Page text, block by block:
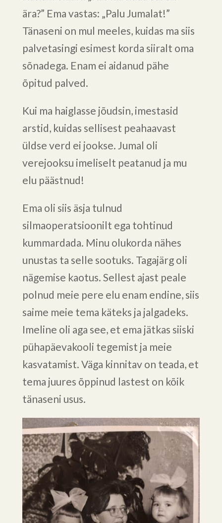
ära?” Ema vastas: „Palu Jumalat!”
Tänaseni on mul meeles, kuidas ma siis
palvetasingi esimest korda siiralt oma
sõnadega. Enam ei aidanud pähe
õpitud palved.
Kui ma haiglasse jõudsin, imestasid
arstid, kuidas sellisest peahaavast
üldse verd ei jookse. Jumal oli
verejooksu imeliselt peatanud ja mu
elu päästnud!
Ema oli siis äsja tulnud
silmaoperatsioonilt ega tohtinud
kummardada. Minu olukorda nähes
unustas ta selle sootuks. Tagajärg oli
nägemise kaotus. Sellest ajast peale
polnud meie pere elu enam endine, siis
saime meie tema käteks ja jalgadeks.
Imeline oli aga see, et ema jätkas siiski
pühapäevakooli tegemist ja meie
kasvatamist. Väga kinnitav on teada, et
tema juures õppinud lastest on kõik
tänaseni usus.